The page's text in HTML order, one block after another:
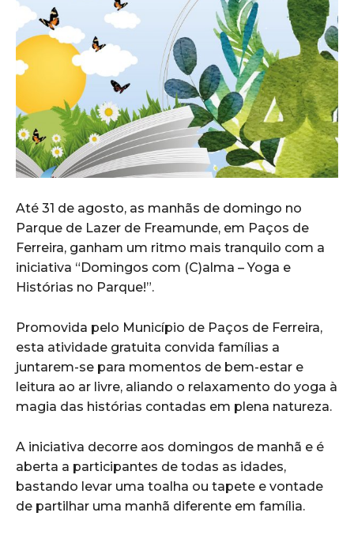
Até 31 de agosto, as manhãs de domingo no
Parque de Lazer de Freamunde, em Paços de
Ferreira, ganham um ritmo mais tranquilo com a
iniciativa “Domingos com (C)alma – Yoga e
Histórias no Parque!”.
Promovida pelo Município de Paços de Ferreira,
esta atividade gratuita convida famílias a
juntarem-se para momentos de bem-estar e
leitura ao ar livre, aliando o relaxamento do yoga à
magia das histórias contadas em plena natureza.
A iniciativa decorre aos domingos de manhã e é
aberta a participantes de todas as idades,
bastando levar uma toalha ou tapete e vontade
de partilhar uma manhã diferente em família.